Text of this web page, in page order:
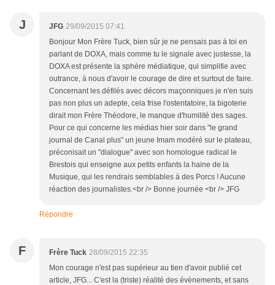
J JFG 29/09/2015 07:41
Bonjour Mon Frère Tuck, bien sûr je ne pensais pas à toi en
parlant de DOXA, mais comme tu le signale avec justesse, la
DOXA est présente la sphère médiatique, qui simplifie avec
outrance, à nous d'avoir le courage de dire et surtout de faire.
Concernant les défilés avec décors maçonniques je n'en suis
pas non plus un adepte, cela frise l'ostentatoire, la bigoterie
dirait mon Frère Théodore, le manque d'humilité des sages.
Pour ce qui concerne les médias hier soir dans "le grand
journal de Canal plus" un jeune Imam modéré sur le plateau,
préconisait un "dialogue" avec son homologue radical le
Brestois qui enseigne aux petits enfants la haine de la
Musique, qui les rendrais semblables à des Porcs ! Aucune
réaction des journalistes.<br /> Bonne journée <br /> JFG
Répondre
F Frère Tuck 28/09/2015 22:35
Mon courage n'est pas supérieur au tien d'avoir publié cet
article, JFG... C'est la (triste) réalité des évènements, et sans